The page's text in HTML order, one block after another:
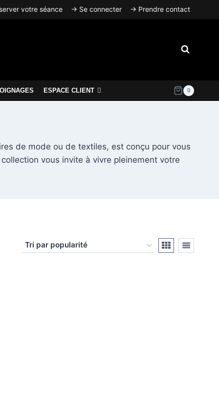
votre séance → Se connecter → Prendre contact
ESPACE CLIENT 0
de mode ou de textiles, est conçu pour vous
vous invite à vivre pleinement votre